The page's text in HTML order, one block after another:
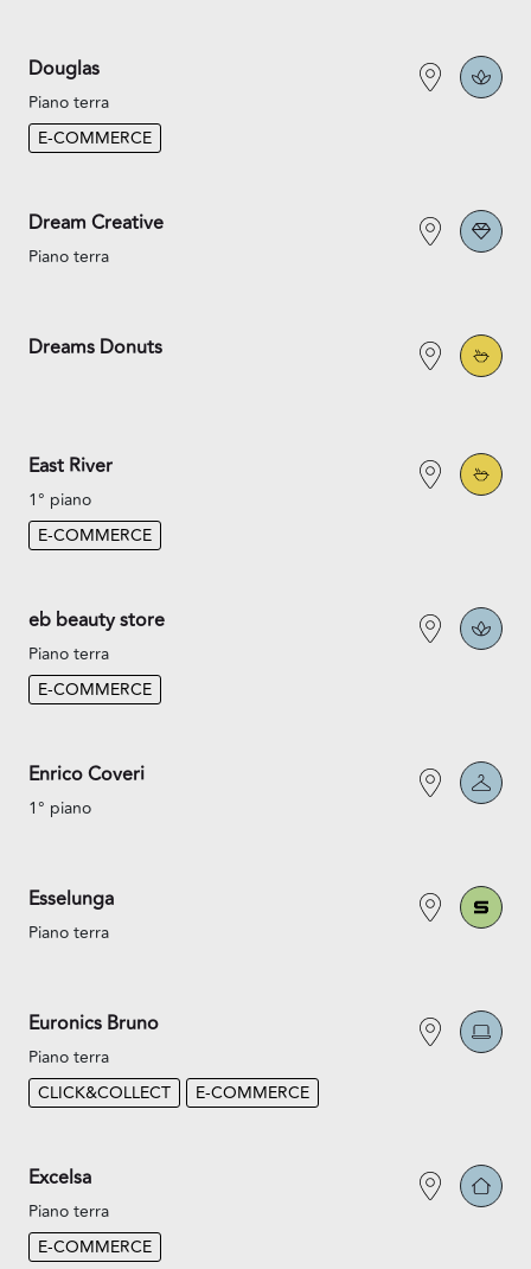
Douglas
Piano terra
E-COMMERCE
Dream Creative
Piano terra
Dreams Donuts
East River
1° piano
E-COMMERCE
eb beauty store
Piano terra
E-COMMERCE
Enrico Coveri
1° piano
Esselunga
Piano terra
Euronics Bruno
Piano terra
CLICK&COLLECT
E-COMMERCE
Excelsa
Piano terra
E-COMMERCE